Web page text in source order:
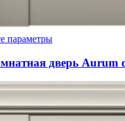
параметрыЭтот
имеет
несколько
вариаций.
Опции
можно
выбрать
дверь Aurum